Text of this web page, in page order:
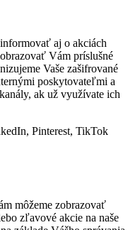
aj o akciách
Vám príslušné
Vaše zašifrované
poskytovateľmi a
ak už využívate ich
Pinterest, TikTok
môžeme zobrazovať
zľavové akcie na naše